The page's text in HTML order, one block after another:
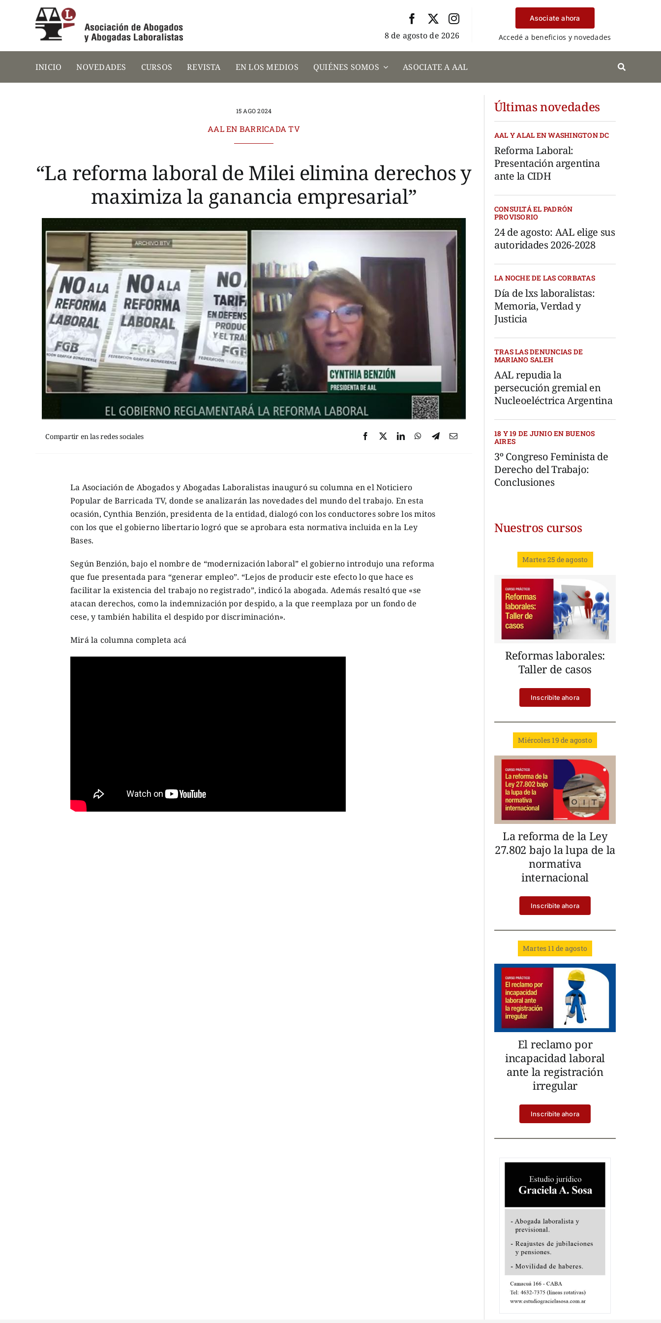
8 de agosto de 2026
Asociate ahora
Accedé a beneficios y novedades
INICIO NOVEDADES CURSOS REVISTA EN LOS MEDIOS QUIÉNES SOMOS ASOCIATE A AAL
15 AGO 2024
AAL EN BARRICADA TV
“La reforma laboral de Milei elimina derechos y
maximiza la ganancia empresarial”
Compartir en las redes sociales
La Asociación de Abogados y Abogadas Laboralistas inauguró su columna en el Noticiero
Popular de Barricada TV, donde se analizarán las novedades del mundo del trabajo. En esta
ocasión, Cynthia Benzión, presidenta de la entidad, dialogó con los conductores sobre los mitos
con los que el gobierno libertario logró que se aprobara esta normativa incluida en la Ley
Bases.
Según Benzión, bajo el nombre de “modernización laboral” el gobierno introdujo una reforma
que fue presentada para “generar empleo”. “Lejos de producir este efecto lo que hace es
facilitar la existencia del trabajo no registrado”, indicó la abogada. Además resaltó que «se
atacan derechos, como la indemnización por despido, a la que reemplaza por un fondo de
cese, y también habilita el despido por discriminación».
Mirá la columna completa acá
Últimas novedades
AAL Y ALAL EN WASHINGTON DC
Reforma Laboral:
Presentación argentina
ante la CIDH
CONSULTÁ EL PADRÓN
PROVISORIO
24 de agosto: AAL elige sus
autoridades 2026-2028
LA NOCHE DE LAS CORBATAS
Día de lxs laboralistas:
Memoria, Verdad y
Justicia
TRAS LAS DENUNCIAS DE
MARIANO SALEH
AAL repudia la
persecución gremial en
Nucleoeléctrica Argentina
18 Y 19 DE JUNIO EN BUENOS
AIRES
3º Congreso Feminista de
Derecho del Trabajo:
Conclusiones
Nuestros cursos
Martes 25 de agosto
Reformas laborales:
Taller de casos
Inscribite ahora
Miércoles 19 de agosto
La reforma de la Ley
27.802 bajo la lupa de la
normativa
internacional
Inscribite ahora
Martes 11 de agosto
El reclamo por
incapacidad laboral
ante la registración
irregular
Inscribite ahora